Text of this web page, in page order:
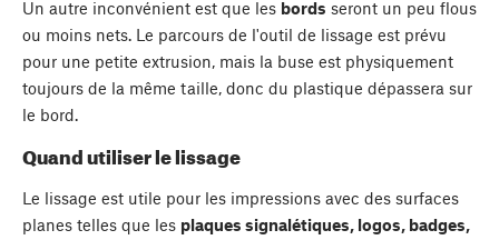
Un autre inconvénient est que les bords seront un peu flous
ou moins nets. Le parcours de l'outil de lissage est prévu
pour une petite extrusion, mais la buse est physiquement
toujours de la même taille, donc du plastique dépassera sur
le bord.
Quand utiliser le lissage
Le lissage est utile pour les impressions avec des surfaces
planes telles que les plaques signalétiques, logos, badges,